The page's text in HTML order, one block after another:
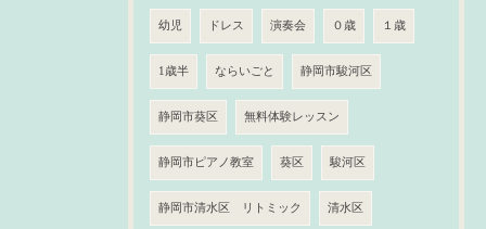
幼児 ドレス 演奏会 ０歳 １歳
1歳半 ならいごと 静岡市駿河区
静岡市葵区 無料体験レッスン
静岡市ピアノ教室 葵区 駿河区
静岡市清水区 リトミック 清水区